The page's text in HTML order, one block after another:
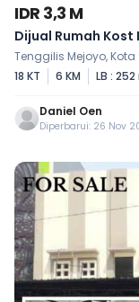
IDR 3,3 M
Dijual Rumah
Tenggilis Mejoyo,
18 KT
6 KM LB : 252
Daniel Oen
Diperbarui: 26 Nov